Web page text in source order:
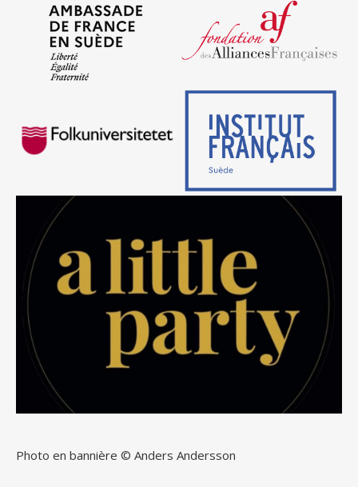
Photo en bannière © Anders Andersson